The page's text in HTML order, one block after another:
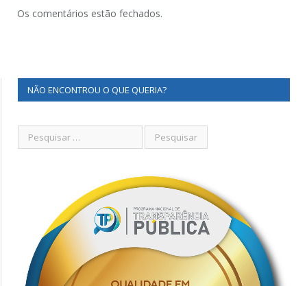
Os comentários estão fechados.
NÃO ENCONTROU O QUE QUERIA?